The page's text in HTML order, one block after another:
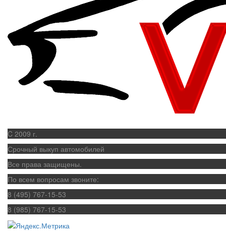
C 2009 г.
Срочный выкуп автомобилей
Все права защищены.
По всем вопросам звоните:
8 (495) 767-15-53
8 (985) 767-15-53